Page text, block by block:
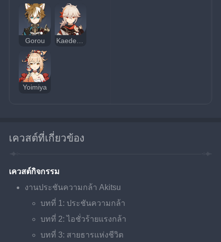
Gorou Kaedehara Kazuha
Yoimiya
เควสต์ที่เกี่ยวข้อง
เควสต์กิจกรรม
งานประชันความกล้า Akitsu
บทที่ 1: ประชันความกล้า
บทที่ 2: ไอชั่วร้ายแรงกล้า
บทที่ 3: สายธารแห่งชีวิต